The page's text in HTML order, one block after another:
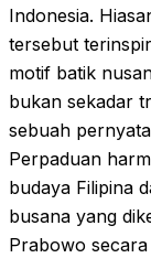
Indonesia.
tersebut
motif batik
bukan sekadar
sebuah
Perpaduan
budaya Filipina
busana yang
Prabowo secara